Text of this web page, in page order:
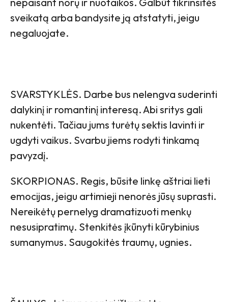
sveikatą arba bandysite ją atstatyti, jeigu
negaluojate.
SVARSTYKLĖS. Darbe bus nelengva suderinti
dalykinį ir romantinį interesą. Abi sritys gali
nukentėti. Tačiau jums turėtų sektis lavinti ir
ugdyti vaikus. Svarbu jiems rodyti tinkamą
pavyzdį.
SKORPIONAS. Regis, būsite linkę aštriai lieti
emocijas, jeigu artimieji nenorės jūsų suprasti.
Nereikėtų pernelyg dramatizuoti menkų
nesusipratimų. Stenkitės įkūnyti kūrybinius
sumanymus. Saugokitės traumų, ugnies.